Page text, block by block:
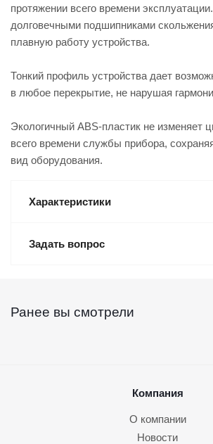
протяжении всего времени
долговечными подшипниками
плавную работу устройства.
Тонкий профиль устройства дает
в любое перекрытие, не нарушая
Экологичный ABS-пластик не изменяет
всего времени службы прибора,
вид оборудования.
Характеристики
Задать вопрос
Ранее вы смотрели
Компания
О компании
Новости